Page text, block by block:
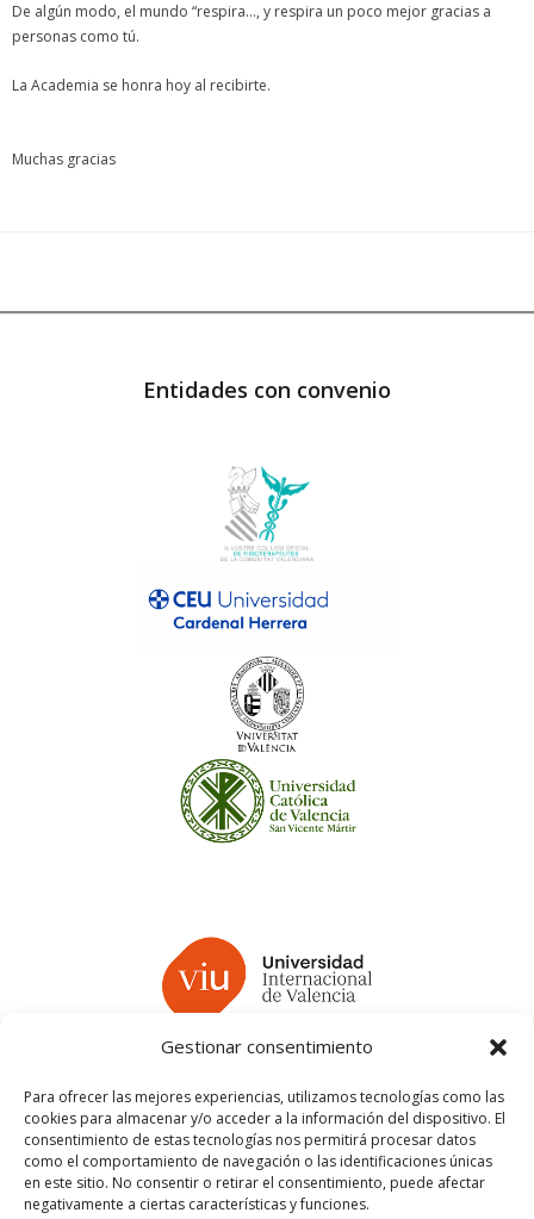
Gestionar consentimiento
Para ofrecer las mejores experiencias, utilizamos tecnologías como las
cookies para almacenar y/o acceder a la información del dispositivo. El
consentimiento de estas tecnologías nos permitirá procesar datos
como el comportamiento de navegación o las identificaciones únicas
en este sitio. No consentir o retirar el consentimiento, puede afectar
negativamente a ciertas características y funciones.
De algún modo, el mundo “respira…, y respira un poco mejor gracias a
personas como tú.
La Academia se honra hoy al recibirte.
Muchas gracias
Entidades con convenio